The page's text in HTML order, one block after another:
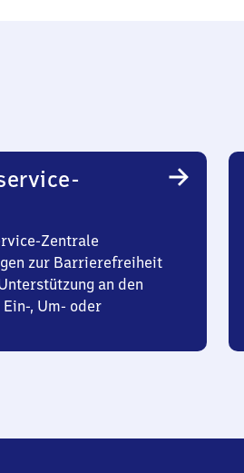
Zentrale
zur Barrierefreiheit
an den
, Um- oder